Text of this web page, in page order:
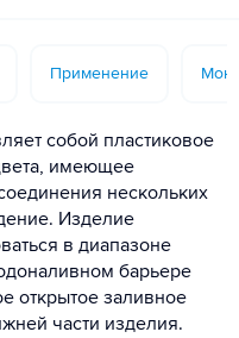
Применение
собой пластиковое
имеющее
нескольких
Изделие
в диапазоне
барьере
открытое заливное
части изделия.